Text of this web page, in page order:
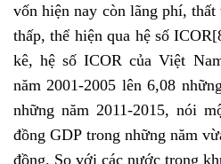
vốn hiện nay còn lãng phí, thất
thấp, thể hiện qua hệ số ICOR
kê, hệ số ICOR của Việt
năm 2001-2005 lên 6,08
những năm 2011-2015, nói
đồng GDP trong những năm
đồng. So với các nước trong